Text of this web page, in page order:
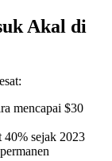
Akal di
mencapai $30
40% sejak 2023